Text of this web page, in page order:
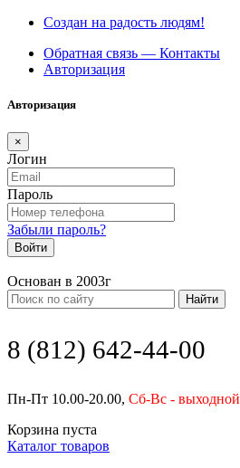
Создан на радость людям!
Обратная связь — Контакты
Авторизация
Авторизация
×
Логин
Пароль
Забыли пароль?
Войти
Основан в 2003г
Найти
8 (812) 642-44-00
Пн-Пт 10.00-20.00, Сб-Вс - выходной
Корзина пуста
Каталог товаров